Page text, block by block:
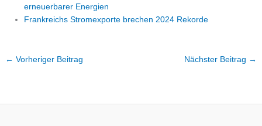
erneuerbarer Energien
Frankreichs Stromexporte brechen 2024 Rekorde
← Vorheriger Beitrag Nächster Beitrag →